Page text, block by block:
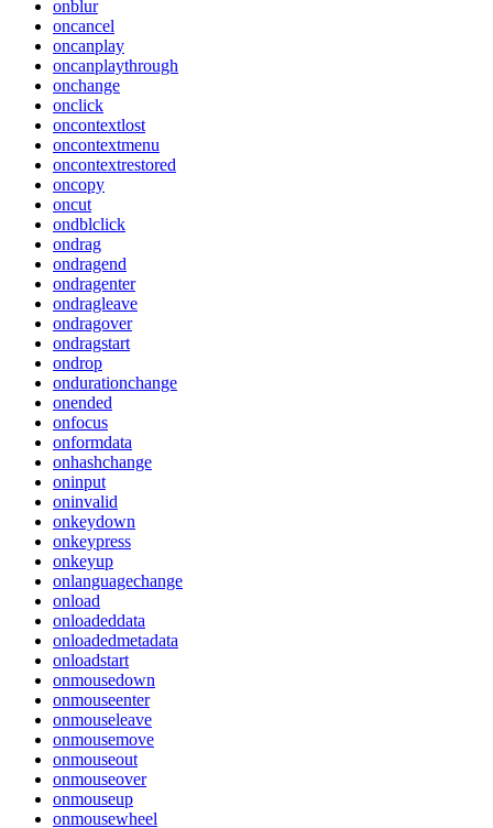
onblur
oncancel
oncanplay
oncanplaythrough
onchange
onclick
oncontextlost
oncontextmenu
oncontextrestored
oncopy
oncut
ondblclick
ondrag
ondragend
ondragenter
ondragleave
ondragover
ondragstart
ondrop
ondurationchange
onended
onfocus
onformdata
onhashchange
oninput
oninvalid
onkeydown
onkeypress
onkeyup
onlanguagechange
onload
onloadeddata
onloadedmetadata
onloadstart
onmousedown
onmouseenter
onmouseleave
onmousemove
onmouseout
onmouseover
onmouseup
onmousewheel